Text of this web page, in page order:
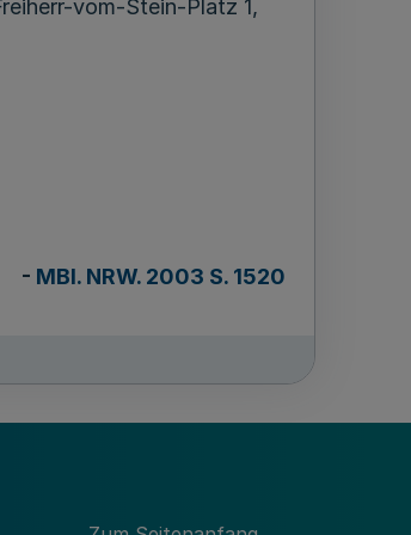
vom-Stein-Platz 1,
- MBl. NRW. 2003 S. 1520